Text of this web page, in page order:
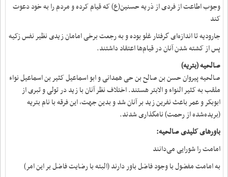
وجوب اطاعت از فردی از ذریه حسنین(ع) که قیام کرده و مردم را به خود دعوت
کند
جارودیه تا اندازه‌ای گرفتار غلو بوده و به رجعت برخی امامان زیدی نظیر نفس زکیه
پس از کشته شدن آنان در قیام‌ها اعتقاد داشتند.
صالحیه (بتریه)
صالحیه پیروان حسن بن صالح بن حی همدانی و ابو اسماعیل کثیر بن اسماعیل نواء
ملقب به کثیر النواء و الابتر هستند. اختلاف نظر آنان با زید در تولی و تبری از
ابوبکر و عمر باعث نفرین زید بر آنان شد و بدین جهت، این فرقه با نام بتریه
(بریده‌شده از رحمت) نامگذاری شدند.
باورهای کلیدی صالحیه:
امامت را شورایی می‌دانند
به امامت مفضول با وجود فاضل باور دارند (البته با رضایت فاضل بر این امر)